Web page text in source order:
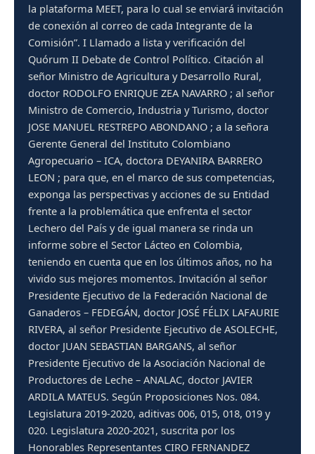
la plataforma MEET, para lo cual se enviará invitación
de conexión al correo de cada Integrante de la
Comisión”. I Llamado a lista y verificación del
Quórum II Debate de Control Político. Citación al
señor Ministro de Agricultura y Desarrollo Rural,
doctor RODOLFO ENRIQUE ZEA NAVARRO ; al señor
Ministro de Comercio, Industria y Turismo, doctor
JOSE MANUEL RESTREPO ABONDANO ; a la señora
Gerente General del Instituto Colombiano
Agropecuario – ICA, doctora DEYANIRA BARRERO
LEON ; para que, en el marco de sus competencias,
exponga las perspectivas y acciones de su Entidad
frente a la problemática que enfrenta el sector
Lechero del País y de igual manera se rinda un
informe sobre el Sector Lácteo en Colombia,
teniendo en cuenta que en los últimos años, no ha
vivido sus mejores momentos. Invitación al señor
Presidente Ejecutivo de la Federación Nacional de
Ganaderos – FEDEGÁN, doctor JOSÉ FÉLIX LAFAURIE
RIVERA, al señor Presidente Ejecutivo de ASOLECHE,
doctor JUAN SEBASTIAN BARGANS, al señor
Presidente Ejecutivo de la Asociación Nacional de
Productores de Leche – ANALAC, doctor JAVIER
ARDILA MATEUS. Según Proposiciones Nos. 084.
Legislatura 2019-2020, aditivas 006, 015, 018, 019 y
020. Legislatura 2020-2021, suscrita por los
Honorables Representantes CIRO FERNANDEZ